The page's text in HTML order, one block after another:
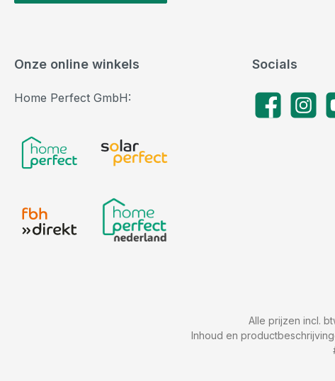
Socials
Facebook
Onze online winkels
Home Perfect GmbH:
Alle prijzen incl.
Inhoud en